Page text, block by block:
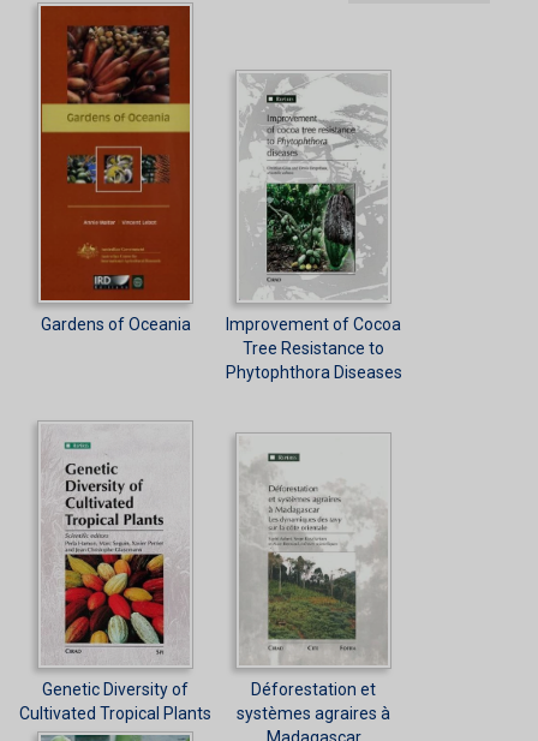
Gardens of Oceania
Improvement of Cocoa
Tree Resistance to
Phytophthora Diseases
Genetic Diversity of
Cultivated Tropical Plants
Déforestation et
systèmes agraires à